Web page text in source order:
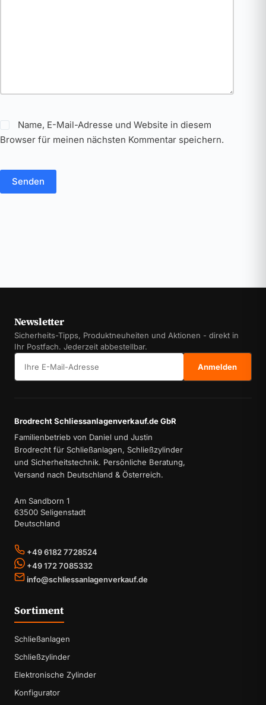
Name, E-Mail-Adresse und Website in diesem
Browser für meinen nächsten Kommentar speichern.
Senden
Newsletter
Sicherheits-Tipps, Produktneuheiten und Aktionen - direkt in
Ihr Postfach. Jederzeit abbestellbar.
Anmelden
Brodrecht Schliessanlagenverkauf.de GbR
Familienbetrieb von Daniel und Justin
Brodrecht für Schließanlagen, Schließzylinder
und Sicherheitstechnik. Persönliche Beratung,
Versand nach Deutschland & Österreich.
Am Sandborn 1
63500 Seligenstadt
Deutschland
+49 6182 7728524
+49 172 7085332
info@schliessanlagenverkauf.de
Sortiment
Schließanlagen
Schließzylinder
Elektronische Zylinder
Konfigurator